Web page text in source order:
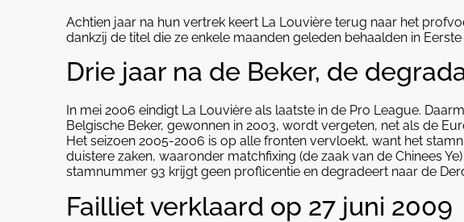
Achtien jaar na hun vertrek keert La Louvière terug naar het
dankzij de titel die ze enkele maanden geleden behaalden in Eerste
Drie jaar na de Beker, de
In mei 2006 eindigt La Louvière als laatste in de Pro League.
Belgische Beker, gewonnen in 2003, wordt vergeten, net als de
Het seizoen 2005-2006 is op alle fronten vervloekt, want het
duistere zaken, waaronder matchfixing (de zaak van de Chinees
stamnummer 93 krijgt geen proflicentie en degradeert naar de
Failliet verklaard op 27 juni 2009